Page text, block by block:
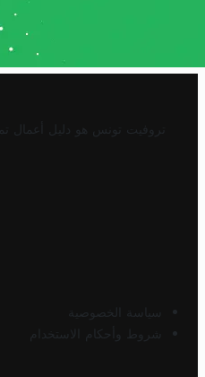
تروفيت تونس هو دليل أعمال
سياسة الخصوصية
شروط وأحكام الاستخدام